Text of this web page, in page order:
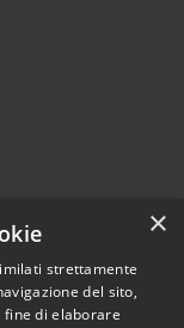
convenzionato
Astigov
×
strettamente
del sito,
fine di elaborare